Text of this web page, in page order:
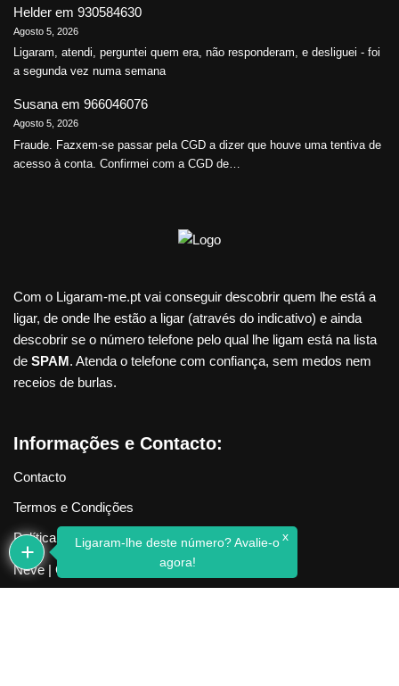
Helder em 930584630
Agosto 5, 2026
Ligaram, atendi, perguntei quem era, não responderam, e desliguei - foi
a segunda vez numa semana
Susana em 966046076
Agosto 5, 2026
Fraude. Fazxem-se passar pela CGD a dizer que houve uma tentiva de
acesso à conta. Confirmei com a CGD de…
Com o Ligaram-me.pt vai conseguir descobrir quem lhe está a
ligar, de onde lhe estão a ligar (através do indicativo) e ainda
descobrir se o número telefone pelo qual lhe ligam está na lista
de SPAM. Atenda o telefone com confiança, sem medos nem
receios de burlas.
Informações e Contacto:
Contacto
Termos e Condições
Política de Privacidade
Neve| Criado com WordPress
Ligaram-lhe deste número? Avalie-o
agora!
x